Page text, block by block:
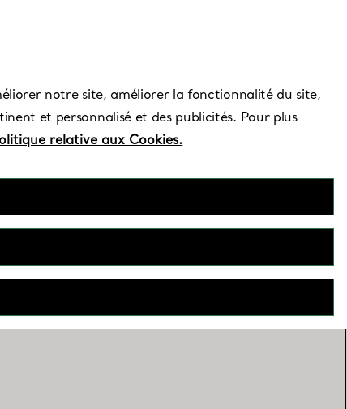
notre site, améliorer la fonctionnalité du site,
et personnalisé et des publicités. Pour plus
relative aux Cookies.